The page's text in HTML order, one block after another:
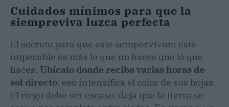
Cuidados mínimos para que la
siempreviva luzca perfecta
El secreto para que este sempervivum esté
impecable es más lo que no haces que lo que
haces. Ubícalo donde reciba varias horas de
sol directo: eso intensifica el color de sus hojas.
El riego debe ser escaso: deja que la tierra se